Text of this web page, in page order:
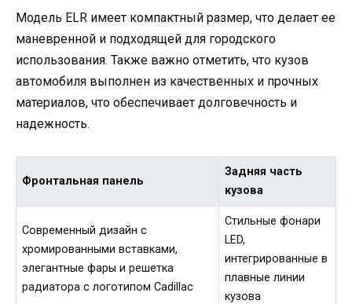
Модель ELR имеет компактный размер, что делает ее
маневренной и подходящей для городского
использования. Также важно отметить, что кузов
автомобиля выполнен из качественных и прочных
материалов, что обеспечивает долговечность и
надежность.
Фронтальная панель
Задняя часть
кузова
Современный дизайн с
хромированными вставками,
элегантные фары и решетка
радиатора с логотипом Cadillac
Стильные фонари
LED,
интегрированные в
плавные линии
кузова